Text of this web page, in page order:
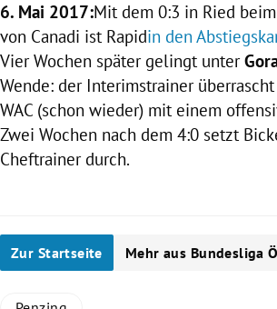
6. Mai 2017:Mit dem 0:3 in Ried
von Canadi ist Rapidin den
Vier Wochen später gelingt unter
Wende: der Interimstrainer
WAC (schon wieder) mit einem
Zwei Wochen nach dem 4:0 setzt
Cheftrainer durch.
Zur Startseite Mehr aus Bundesliga